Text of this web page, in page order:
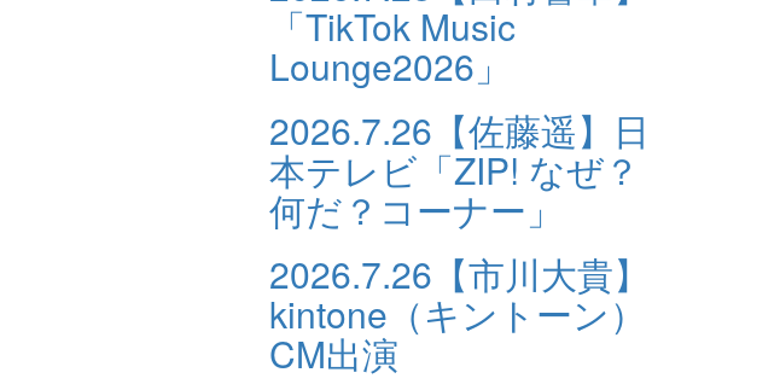
「TikTok Music
Lounge2026」
2026.7.26 【佐藤遥】日
本テレビ「ZIP! なぜ？
何だ？コーナー」
2026.7.26 【市川大貴】
kintone（キントーン）
CM出演